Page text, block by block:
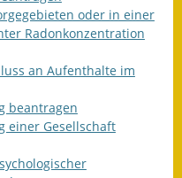
oder in einer
Radonkonzentration
an Aufenthalte im
beantragen
einer Gesellschaft